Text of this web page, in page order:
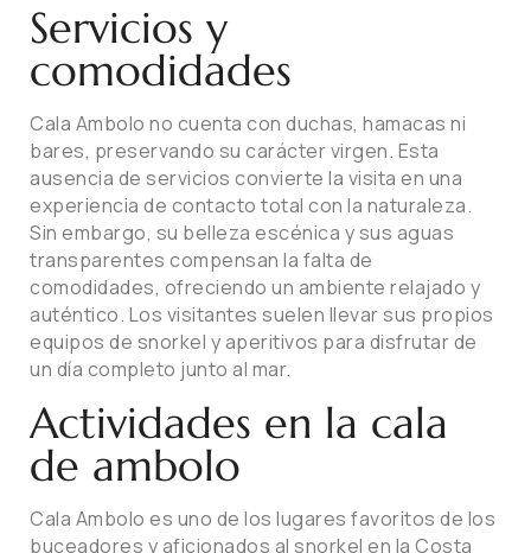
Servicios y
comodidades
Cala Ambolo no cuenta con duchas, hamacas ni
bares, preservando su carácter virgen. Esta
ausencia de servicios convierte la visita en una
experiencia de contacto total con la naturaleza.
Sin embargo, su belleza escénica y sus aguas
transparentes compensan la falta de
comodidades, ofreciendo un ambiente relajado y
auténtico. Los visitantes suelen llevar sus propios
equipos de snorkel y aperitivos para disfrutar de
un día completo junto al mar.
Actividades en la cala
de ambolo
Cala Ambolo es uno de los lugares favoritos de los
buceadores y aficionados al snorkel en la Costa